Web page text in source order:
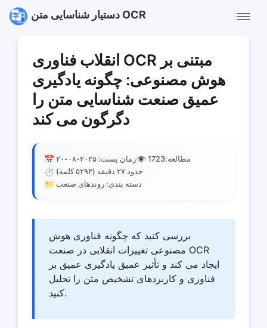
دستیار شناسایی متن OCR
انقلاب فناوری OCR مبتنی بر
هوش مصنوعی: چگونه یادگیری
عمیق صنعت شناسایی متن را
دگرگون می کند
📅 زمان پست: ۲۰۲۵-۰۸-۲۰👁️ مطالعه:1723
⏱️ حدود ۲۷ دقیقه (۵۲۹۳ کلمه)
📁 دسته بندی: روندهای صنعت
بررسی کنید که چگونه فناوری هوش
مصنوعی تغییرات انقلابی در صنعت OCR
ایجاد می کند و تأثیر عمیق یادگیری عمیق بر
فناوری و کاربردهای تشخیص متن را تحلیل
کنید.